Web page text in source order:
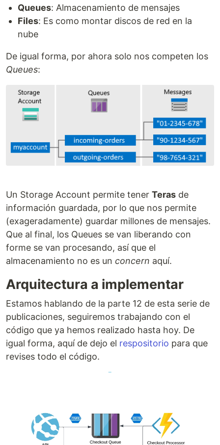
Queues: Almacenamiento de mensajes
Files: Es como montar discos de red en la
nube
De igual forma, por ahora solo nos competen los
Queues:
Un Storage Account permite tener Teras de
información guardada, por lo que nos permite
(exageradamente) guardar millones de mensajes.
Que al final, los Queues se van liberando con
forme se van procesando, así que el
almacenamiento no es un concern aquí.
Arquitectura a implementar
Estamos hablando de la parte 12 de esta serie de
publicaciones, seguiremos trabajando con el
código que ya hemos realizado hasta hoy. De
igual forma, aquí de dejo el respositorio para que
revises todo el código.